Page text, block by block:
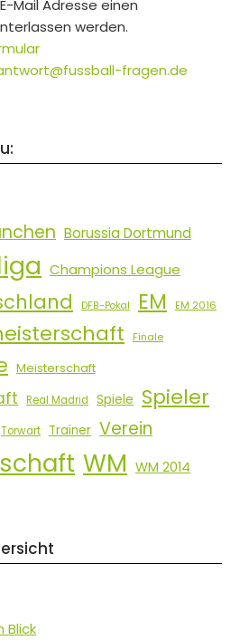
Mail Adresse einen
werden.
fragen.de
Borussia Dortmund
Champions League
DFB-Pokal EM EM 2016
Finale
Meisterschaft
Real Madrid Spiele Spieler
Torwart Trainer Verein
WM WM 2014
Blick